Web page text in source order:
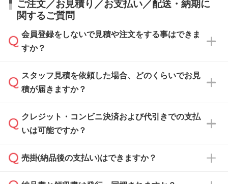
ご注文／お見積り／お支払い／配送・納期に
関するご質問
会員登録をしないで見積や注文をする事はできま
すか？
可能です。見積・注文フォームにて『ゲストの
まま進む』ボタンからお進みのうえ、ご依頼く
スタッフ見積を依頼した場合、どのくらいでお見
積が届きますか？
通常、翌営業日までにお送りしております。混
雑状況によっては、お時間をいただくこともご
依頼いただいた場合は、翌営業日以降のご連絡
クレジット・コンビニ決済および代引きでの支払
いは可能ですか？
銀行振込のみのご対応となります。
売掛(納品後の支払い)はできますか？